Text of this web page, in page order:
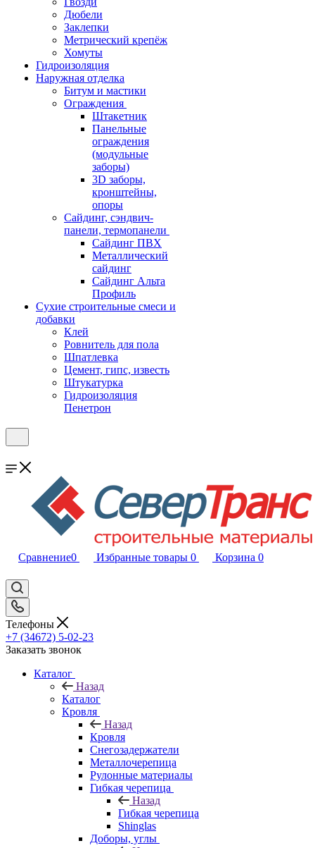
Дюбели
Заклепки
Метрический крепёж
Хомуты
Гидроизоляция
Наружная отделка
Битум и мастики
Ограждения
Штакетник
Панельные
ограждения
(модульные
заборы)
3D заборы,
кронштейны,
опоры
Cайдинг, сэндвич-
панели, термопанели
Сайдинг ПВХ
Металлический
сайдинг
Сайдинг Альта
Профиль
Сухие строительные смеси и
добавки
Клей
Ровнитель для пола
Шпатлевка
Цемент, гипс, известь
Штукатурка
Гидроизоляция
Пенетрон
Сравнение0 Избранные товары 0 Корзина 0
Телефоны
+7 (34672) 5-02-23
Заказать звонок
Каталог
Назад
Каталог
Кровля
Назад
Кровля
Снегозадержатели
Металлочерепица
Рулонные материалы
Гибкая черепица
Назад
Гибкая черепица
Shinglas
Доборы, углы